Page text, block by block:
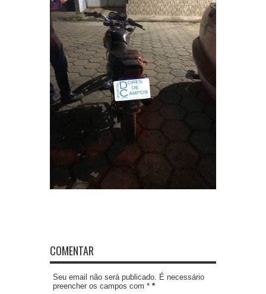
COMENTAR
Seu email não será publicado. É necessário
preencher os campos com * *